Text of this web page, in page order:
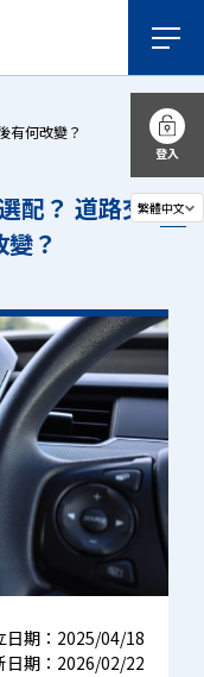
登入
有何改變？
配？ 道路交
？
期： 2025/04/18
期： 2026/02/22